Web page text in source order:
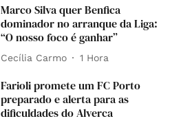
Marco Silva quer Benfica
dominador no arranque da Liga:
“O nosso foco é ganhar”
Cecília Carmo 1 Hora
Farioli promete um FC Porto
preparado e alerta para as
dificuldades do Alverca